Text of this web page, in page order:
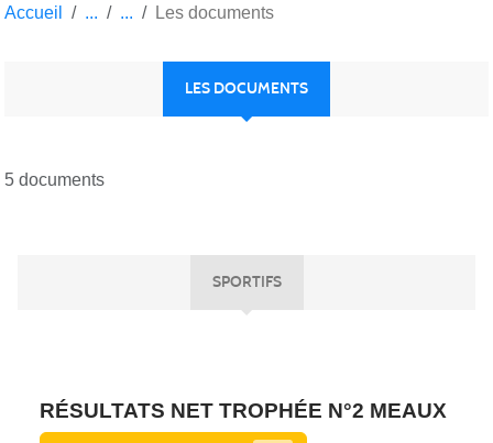
Accueil Les documents
LES DOCUMENTS
5 documents
SPORTIFS
RÉSULTATS NET TROPHÉE N°2 MEAUX